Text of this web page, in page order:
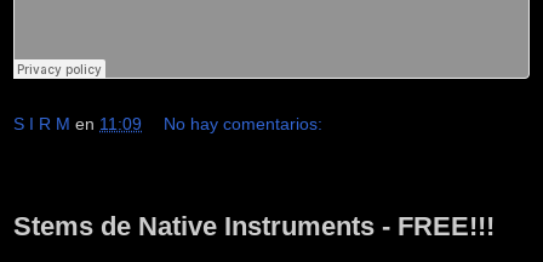
S I R M en 11:09 No hay comentarios:
Stems de Native Instruments - FREE!!!